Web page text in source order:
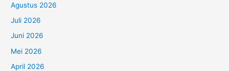
Agustus 2026
Juli 2026
Juni 2026
Mei 2026
April 2026